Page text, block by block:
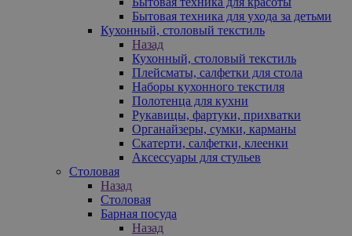
Бытовая техника для ухода за детьми
Кухонный, столовый текстиль
Назад
Кухонный, столовый текстиль
Плейсматы, салфетки для стола
Наборы кухонного текстиля
Полотенца для кухни
Рукавицы, фартуки, прихватки
Органайзеры, сумки, карманы
Скатерти, салфетки, клеенки
Аксессуары для стульев
Столовая
Назад
Столовая
Барная посуда
Назад